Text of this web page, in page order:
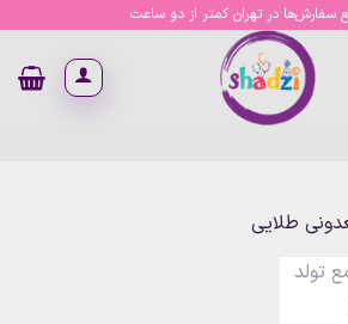
سفارش‌ها در تهران کمتر از دو ساعت